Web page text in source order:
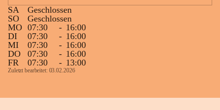
SA
Geschlossen
SO
Geschlossen
MO 07:30 - 16:00
DI
07:30 - 16:00
MI
07:30 - 16:00
DO
07:30 - 16:00
FR
07:30 - 13:00
Zuletzt bearbeitet: 03.02.2026